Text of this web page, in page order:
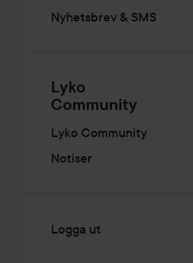
Nyhetsbrev & SMS
Lyko
Community
Lyko Community
Notiser
Logga ut